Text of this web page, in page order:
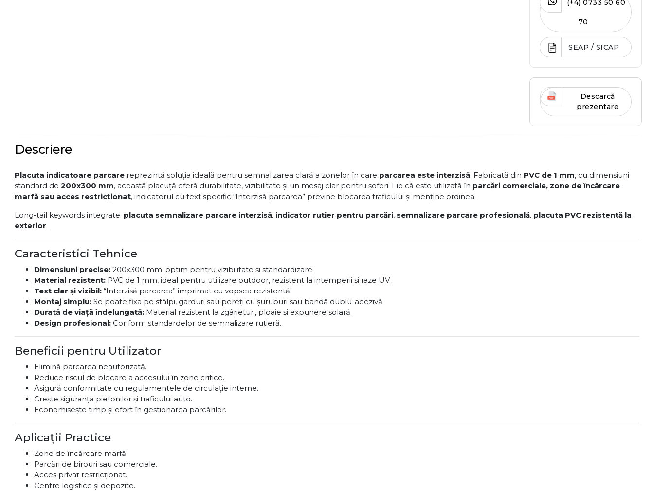
(+4) 0733 50 60
70
SEAP / SICAP
Descarcă
prezentare
Descriere
Placuta indicatoare parcare reprezintă soluția ideală pentru semnalizarea clară a zonelor în care parcarea este interzisă. Fabricată din PVC de 1 mm, cu dimensiuni
standard de 200x300 mm, această placuță oferă durabilitate, vizibilitate și un mesaj clar pentru șoferi. Fie că este utilizată în parcări comerciale, zone de încărcare
marfă sau acces restricționat, indicatorul cu text specific “Interzisă parcarea” previne blocarea traficului și menține ordinea.
Long-tail keywords integrate: placuta semnalizare parcare interzisă, indicator rutier pentru parcări, semnalizare parcare profesională, placuta PVC rezistentă la
exterior.
Caracteristici Tehnice
Dimensiuni precise: 200x300 mm, optim pentru vizibilitate și standardizare.
Material rezistent: PVC de 1 mm, ideal pentru utilizare outdoor, rezistent la intemperii și raze UV.
Text clar și vizibil: “Interzisă parcarea” imprimat cu vopsea rezistentă.
Montaj simplu: Se poate fixa pe stâlpi, garduri sau pereți cu șuruburi sau bandă dublu-adezivă.
Durată de viață îndelungată: Material rezistent la zgârieturi, ploaie și expunere solară.
Design profesional: Conform standardelor de semnalizare rutieră.
Beneficii pentru Utilizator
Elimină parcarea neautorizată.
Reduce riscul de blocare a accesului în zone critice.
Asigură conformitate cu regulamentele de circulație interne.
Crește siguranța pietonilor și traficului auto.
Economisește timp și efort în gestionarea parcărilor.
Aplicații Practice
Zone de încărcare marfă.
Parcări de birouri sau comerciale.
Acces privat restricționat.
Centre logistice și depozite.